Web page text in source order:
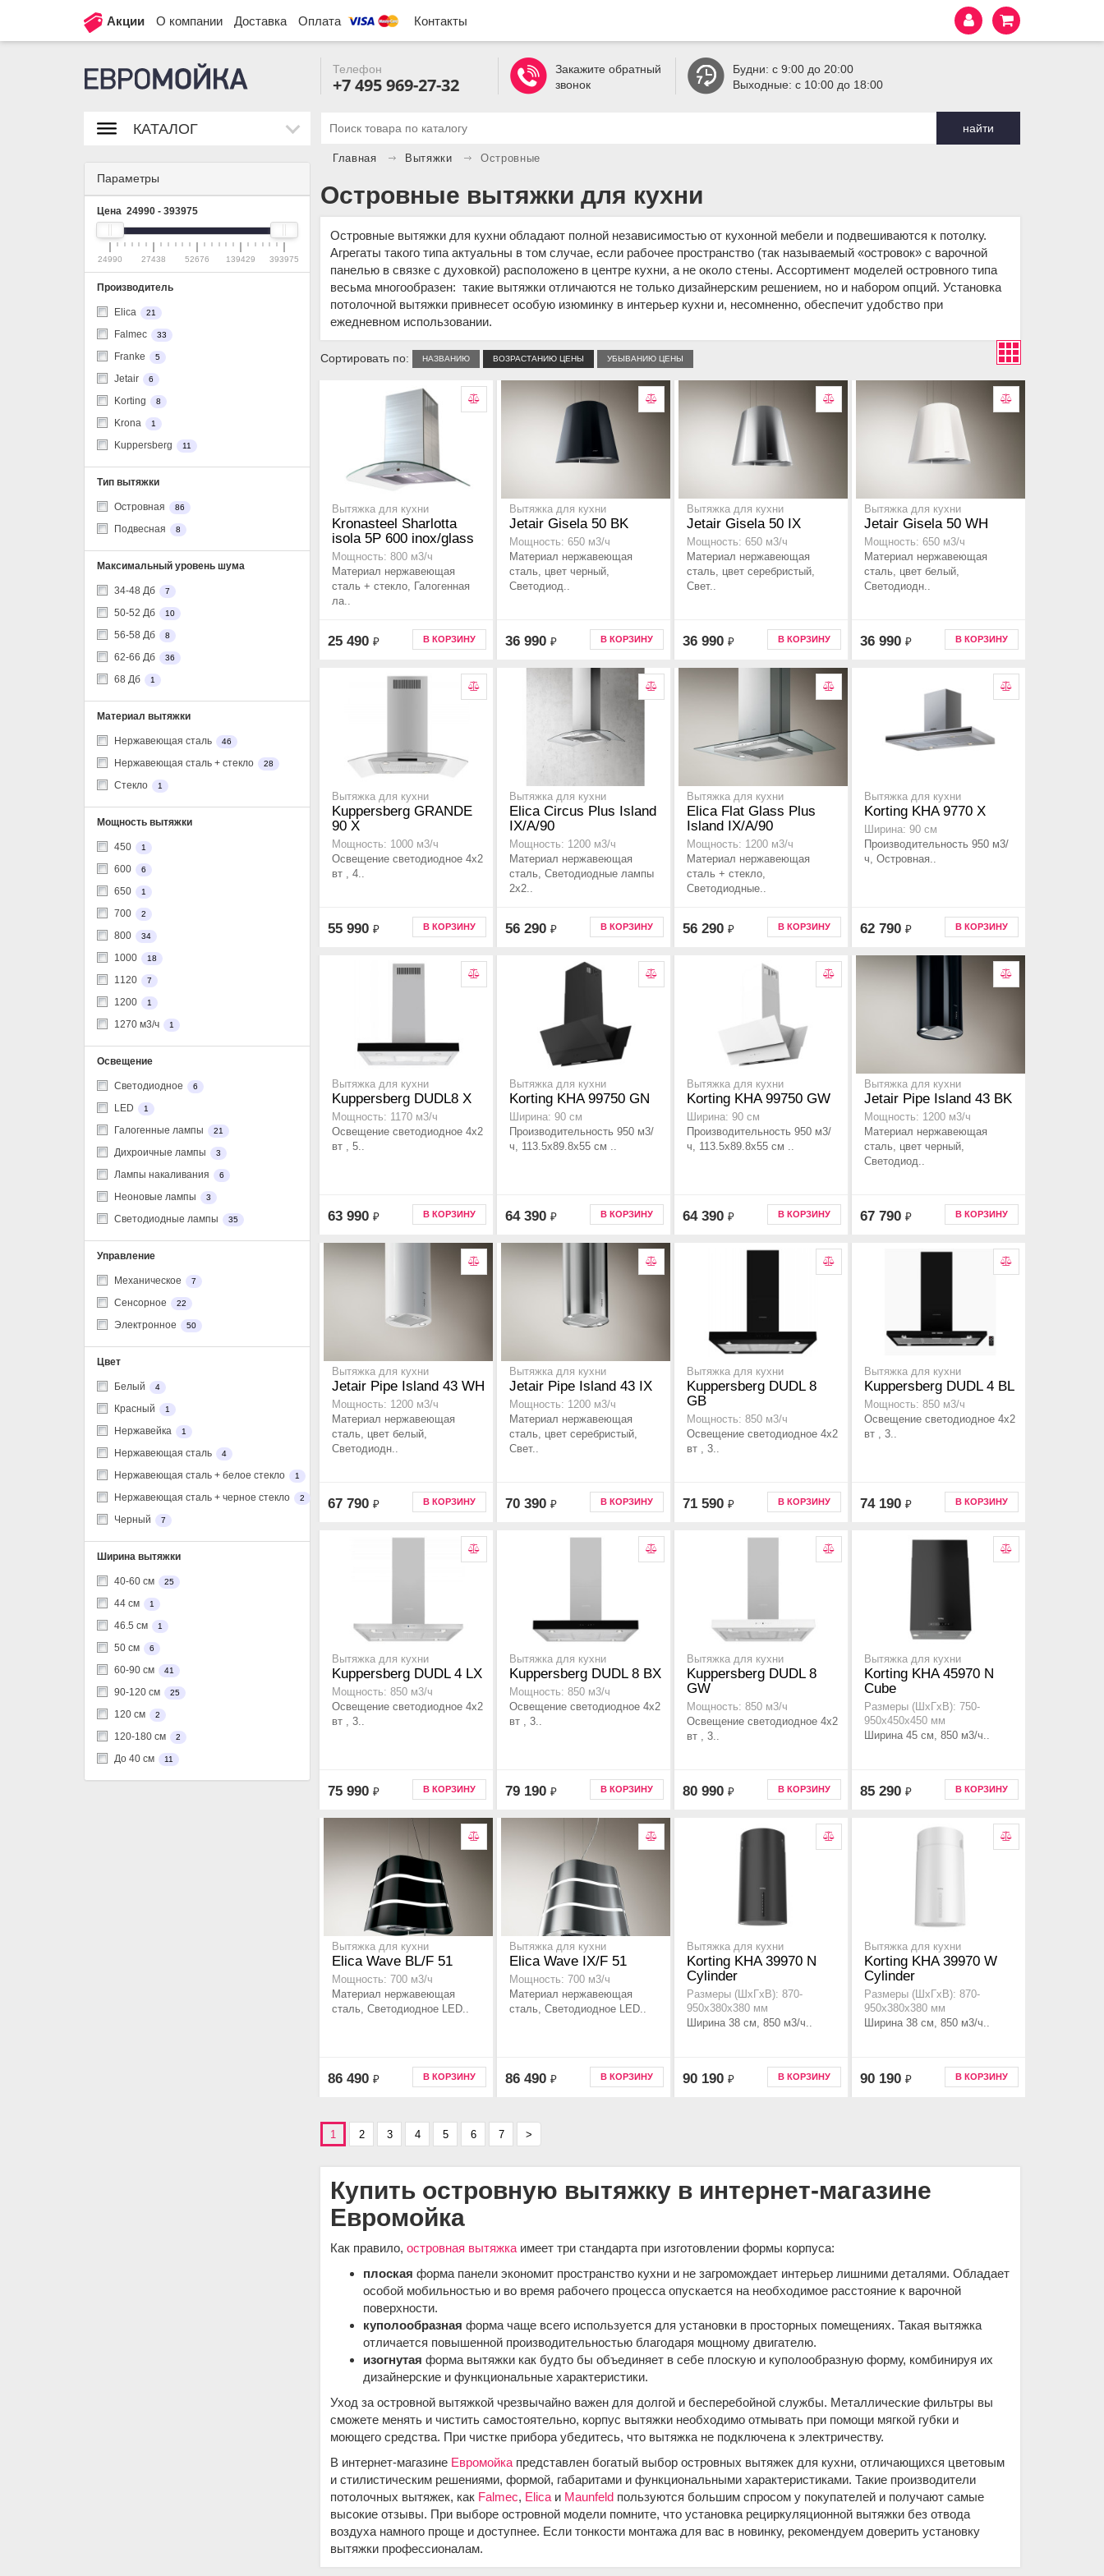
Акции О компании Доставка Оплата Контакты
Телефон
+7 495 969-27-32
Закажите обратный
звонок
Будни: с 9:00 до 20:00
Выходные: с 10:00 до 18:00
найти
КАТАЛОГ
Параметры
Цена 24990 - 393975
24990 27438 52676 139429 393975
Производитель
Elica 21
Falmec 33
Franke 5
Jetair 6
Korting 8
Krona 1
Kuppersberg 11
Тип вытяжки
Островная 86
Подвесная 8
Максимальный уровень шума
34-48 Дб 7
50-52 Дб 10
56-58 Дб 8
62-66 Дб 36
68 Дб 1
Материал вытяжки
Нержавеющая сталь 46
Нержавеющая сталь + стекло 28
Стекло 1
Мощность вытяжки
450 1
600 6
650 1
700 2
800 34
1000 18
1120 7
1200 1
1270 м3/ч 1
Освещение
Cветодиодное 6
LED 1
Галогенные лампы 21
Дихроичные лампы 3
Лампы накаливания 6
Неоновые лампы 3
Светодиодные лампы 35
Управление
Механическое 7
Сенсорное 22
Электронное 50
Цвет
Белый 4
Красный 1
Нержавейка 1
Нержавеющая сталь 4
Нержавеющая сталь + белое стекло 1
Нержавеющая сталь + черное стекло 2
Черный 7
Ширина вытяжки
40-60 см 25
44 см 1
46.5 см 1
50 см 6
60-90 см 41
90-120 см 25
120 см 2
120-180 см 2
До 40 см 11
Главная Вытяжки Островные
Островные вытяжки для кухни
Островные вытяжки для кухни обладают полной независимостью от кухонной мебели и подвешиваются к потолку.
Агрегаты такого типа актуальны в том случае, если рабочее пространство (так называемый «островок» с варочной
панелью в связке с духовкой) расположено в центре кухни, а не около стены. Ассортимент моделей островного типа
весьма многообразен: такие вытяжки отличаются не только дизайнерским решением, но и набором опций. Установка
потолочной вытяжки привнесет особую изюминку в интерьер кухни и, несомненно, обеспечит удобство при
ежедневном использовании.
Сортировать по: НАЗВАНИЮ ВОЗРАСТАНИЮ ЦЕНЫ УБЫВАНИЮ ЦЕНЫ
Вытяжка для кухни
Kronasteel Sharlotta
isola 5P 600 inox/glass
Мощность: 800 м3/ч
Материал нержавеющая
сталь + стекло, Галогенная
ла..
25 490 ₽ В КОРЗИНУ
Вытяжка для кухни
Jetair Gisela 50 BK
Мощность: 650 м3/ч
Материал нержавеющая
сталь, цвет черный,
Светодиод..
36 990 ₽ В КОРЗИНУ
Вытяжка для кухни
Jetair Gisela 50 IX
Мощность: 650 м3/ч
Материал нержавеющая
сталь, цвет серебристый,
Свет..
36 990 ₽ В КОРЗИНУ
Вытяжка для кухни
Jetair Gisela 50 WH
Мощность: 650 м3/ч
Материал нержавеющая
сталь, цвет белый,
Светодиодн..
36 990 ₽ В КОРЗИНУ
Вытяжка для кухни
Kuppersberg GRANDE
90 X
Мощность: 1000 м3/ч
Освещение светодиодное 4х2
вт , 4..
55 990 ₽ В КОРЗИНУ
Вытяжка для кухни
Elica Circus Plus Island
IX/A/90
Мощность: 1200 м3/ч
Материал нержавеющая
сталь, Светодиодные лампы
2x2..
56 290 ₽ В КОРЗИНУ
Вытяжка для кухни
Elica Flat Glass Plus
Island IX/A/90
Мощность: 1200 м3/ч
Материал нержавеющая
сталь + стекло,
Светодиодные..
56 290 ₽ В КОРЗИНУ
Вытяжка для кухни
Korting KHA 9770 X
Ширина: 90 см
Производительность 950 м3/
ч, Островная..
62 790 ₽ В КОРЗИНУ
Вытяжка для кухни
Kuppersberg DUDL8 X
Мощность: 1170 м3/ч
Освещение светодиодное 4х2
вт , 5..
63 990 ₽ В КОРЗИНУ
Вытяжка для кухни
Korting KHA 99750 GN
Ширина: 90 см
Производительность 950 м3/
ч, 113.5x89.8x55 см ..
64 390 ₽ В КОРЗИНУ
Вытяжка для кухни
Korting KHA 99750 GW
Ширина: 90 см
Производительность 950 м3/
ч, 113.5x89.8x55 см ..
64 390 ₽ В КОРЗИНУ
Вытяжка для кухни
Jetair Pipe Island 43 BK
Мощность: 1200 м3/ч
Материал нержавеющая
сталь, цвет черный,
Светодиод..
67 790 ₽ В КОРЗИНУ
Вытяжка для кухни
Jetair Pipe Island 43 WH
Мощность: 1200 м3/ч
Материал нержавеющая
сталь, цвет белый,
Светодиодн..
67 790 ₽ В КОРЗИНУ
Вытяжка для кухни
Jetair Pipe Island 43 IX
Мощность: 1200 м3/ч
Материал нержавеющая
сталь, цвет серебристый,
Свет..
70 390 ₽ В КОРЗИНУ
Вытяжка для кухни
Kuppersberg DUDL 8
GB
Мощность: 850 м3/ч
Освещение светодиодное 4х2
вт , 3..
71 590 ₽ В КОРЗИНУ
Вытяжка для кухни
Kuppersberg DUDL 4 BL
Мощность: 850 м3/ч
Освещение светодиодное 4х2
вт , 3..
74 190 ₽ В КОРЗИНУ
Вытяжка для кухни
Kuppersberg DUDL 4 LX
Мощность: 850 м3/ч
Освещение светодиодное 4х2
вт , 3..
75 990 ₽ В КОРЗИНУ
Вытяжка для кухни
Kuppersberg DUDL 8 BX
Мощность: 850 м3/ч
Освещение светодиодное 4х2
вт , 3..
79 190 ₽ В КОРЗИНУ
Вытяжка для кухни
Kuppersberg DUDL 8
GW
Мощность: 850 м3/ч
Освещение светодиодное 4х2
вт , 3..
80 990 ₽ В КОРЗИНУ
Вытяжка для кухни
Korting KHA 45970 N
Cube
Размеры (ШхГхВ): 750-
950x450x450 мм
Ширина 45 см, 850 м3/ч..
85 290 ₽ В КОРЗИНУ
Вытяжка для кухни
Elica Wave BL/F 51
Мощность: 700 м3/ч
Материал нержавеющая
сталь, Светодиодное LED..
86 490 ₽ В КОРЗИНУ
Вытяжка для кухни
Elica Wave IX/F 51
Мощность: 700 м3/ч
Материал нержавеющая
сталь, Светодиодное LED..
86 490 ₽ В КОРЗИНУ
Вытяжка для кухни
Korting KHA 39970 N
Cylinder
Размеры (ШхГхВ): 870-
950x380x380 мм
Ширина 38 см, 850 м3/ч..
90 190 ₽ В КОРЗИНУ
Вытяжка для кухни
Korting KHA 39970 W
Cylinder
Размеры (ШхГхВ): 870-
950x380x380 мм
Ширина 38 см, 850 м3/ч..
90 190 ₽ В КОРЗИНУ
1 2 3 4 5 6 7 >
Купить островную вытяжку в интернет-магазине
Евромойка
Как правило, островная вытяжка имеет три стандарта при изготовлении формы корпуса:
плоская форма панели экономит пространство кухни и не загромождает интерьер лишними деталями. Обладает
особой мобильностью и во время рабочего процесса опускается на необходимое расстояние к варочной
поверхности.
куполообразная форма чаще всего используется для установки в просторных помещениях. Такая вытяжка
отличается повышенной производительностью благодаря мощному двигателю.
изогнутая форма вытяжки как будто бы объединяет в себе плоскую и куполообразную форму, комбинируя их
дизайнерские и функциональные характеристики.
Уход за островной вытяжкой чрезвычайно важен для долгой и бесперебойной службы. Металлические фильтры вы
сможете менять и чистить самостоятельно, корпус вытяжки необходимо отмывать при помощи мягкой губки и
моющего средства. При чистке прибора убедитесь, что вытяжка не подключена к электричеству.
В интернет-магазине Евромойка представлен богатый выбор островных вытяжек для кухни, отличающихся цветовым
и стилистическим решениями, формой, габаритами и функциональными характеристиками. Такие производители
потолочных вытяжек, как Falmec, Elica и Maunfeld пользуются большим спросом у покупателей и получают самые
высокие отзывы. При выборе островной модели помните, что установка рециркуляционной вытяжки без отвода
воздуха намного проще и доступнее. Если тонкости монтажа для вас в новинку, рекомендуем доверить установку
вытяжки профессионалам.